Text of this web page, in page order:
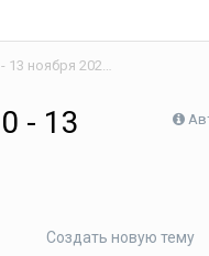
Набор на 1 курс. Семинар "Малые Силы Планетарной Магии", 10 - 13 ноября 2023 г.
- 13
Создать новую тему